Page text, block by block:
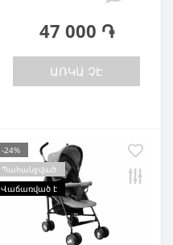
47 000 ֏
ԱՌԿԱ ՉԷ
-24%
Պահանջված
Վաճառված է